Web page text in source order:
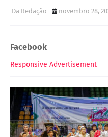
Da Redação novembro 28,
Facebook
Responsive Advertisement